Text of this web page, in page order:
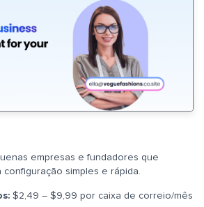
empresas e fundadores que
configuração simples e rápida.
$2,49 – $9,99 por caixa de correio/mês